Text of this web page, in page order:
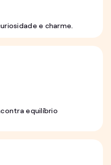
e charme.
equilíbrio